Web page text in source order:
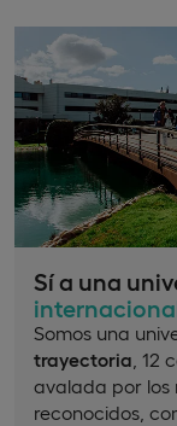
Sí a una
Somos una
trayectoria ,
avalada por los
reconocidos,